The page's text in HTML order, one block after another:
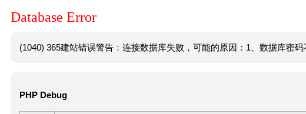
Database Error
(1040) 365建站错误警告：连接数据库失败，可能的原因：1、数据库密码
PHP Debug